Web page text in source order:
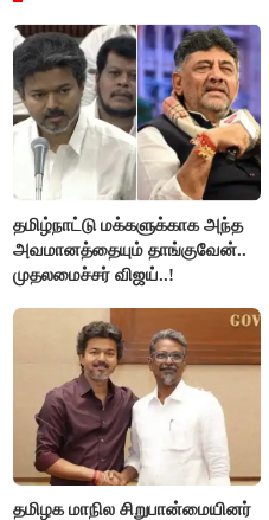
தமிழ்நாட்டு மக்களுக்காக அந்த
அவமானத்தையும் தாங்குவேன்..
முதலமைச்சர் விஜய்..!
தமிழக மாநில சிறுபான்மையினர்